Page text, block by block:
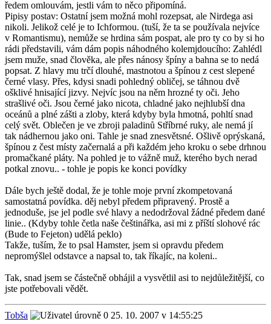
ředem omlouvám, jestli vám to něco připomíná.
Pipisy postav: Ostatní jsem možná mohl rozepsat, ale Nirdega asi
nikoli. Jelikož celé je to Ichformou. (tuší, že ta se používala nejvíce
v Romantismu), nemůže se hrdina sám pospat, ale pro ty co by si ho
rádi představili, vám dám popis náhodného kolemjdoucího: Zahlédl
jsem muže, snad člověka, ale přes nánosy špíny a bahna se to nedá
popsat. Z hlavy mu trčí dlouhé, mastnotou a špínou z cest slepené
černé vlasy. Přes, kdysi snadi pohledný obličej, se táhnou dvě
ošklivé hnisající jizvy. Nejvíc jsou na něm hrozné ty oči. Jeho
strašlivé oči. Jsou černé jako nicota, chladné jako nejhlubší dna
oceánů a plné zášti a zloby, která kdyby byla hmotná, pohltí snad
celý svět. Oblečen je ve zbroji paladinů Stříbrné ruky, ale nemá jí
tak nádhernou jako oni. Tahle je snad znesvětsné. Ošlivě oprýskaná,
špínou z čest místy začernalá a při každém jeho kroku o sebe drhnou
promačkané pláty. Na pohled je to vážně muž, kterého bych nerad
potkal znovu.. - tohle je popis ke konci povídky
Dále bych ještě dodal, že je tohle moje první zkompetovaná
samostatná povídka. děj nebyl předem připravený. Prostě a
jednoduše, jse jel podle své hlavy a nedodržoval žádné předem dané
linie.. (Kdyby tohle četla naše češtinářka, asi mi z příští slohové rác
(Bude to Fejeton) udělá peklo)
Takže, tuším, že to psal Hamster, jsem si opravdu předem
nepromýšlel odstavce a napsal to, tak říkajíc, na koleni..
Tak, snad jsem se částečně obhájil a vysvětlil asi to nejdůležitější, co
jste potřebovali vědět.
Tobša
25. 10. 2007 v 14:55:25